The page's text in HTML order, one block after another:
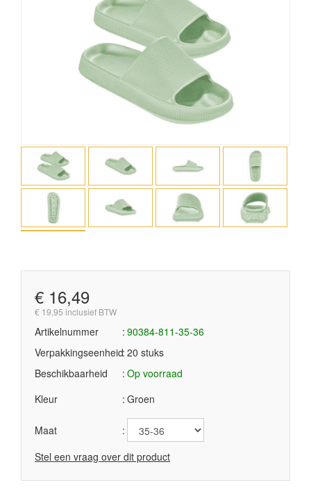
€ 16,49
€ 19,95 inclusief BTW
Artikelnummer
90384-811-35-36
Verpakkingseenheid 20 stuks
Beschikbaarheid
Op voorraad
Kleur
Groen
Maat
Stel een vraag over dit product